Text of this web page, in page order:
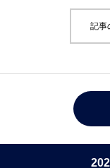
記事